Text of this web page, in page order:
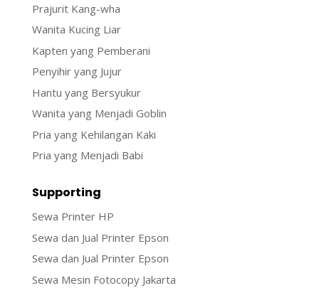
Prajurit Kang-wha
Wanita Kucing Liar
Kapten yang Pemberani
Penyihir yang Jujur
Hantu yang Bersyukur
Wanita yang Menjadi Goblin
Pria yang Kehilangan Kaki
Pria yang Menjadi Babi
Supporting
Sewa Printer HP
Sewa dan Jual Printer Epson
Sewa dan Jual Printer Epson
Sewa Mesin Fotocopy Jakarta